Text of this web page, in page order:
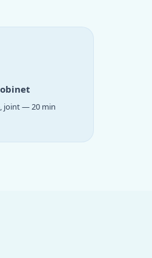
joint — 20 min